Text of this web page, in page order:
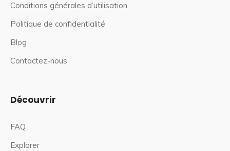
Conditions générales d’utilisation
Politique de confidentialité
Blog
Contactez-nous
Découvrir
FAQ
Explorer